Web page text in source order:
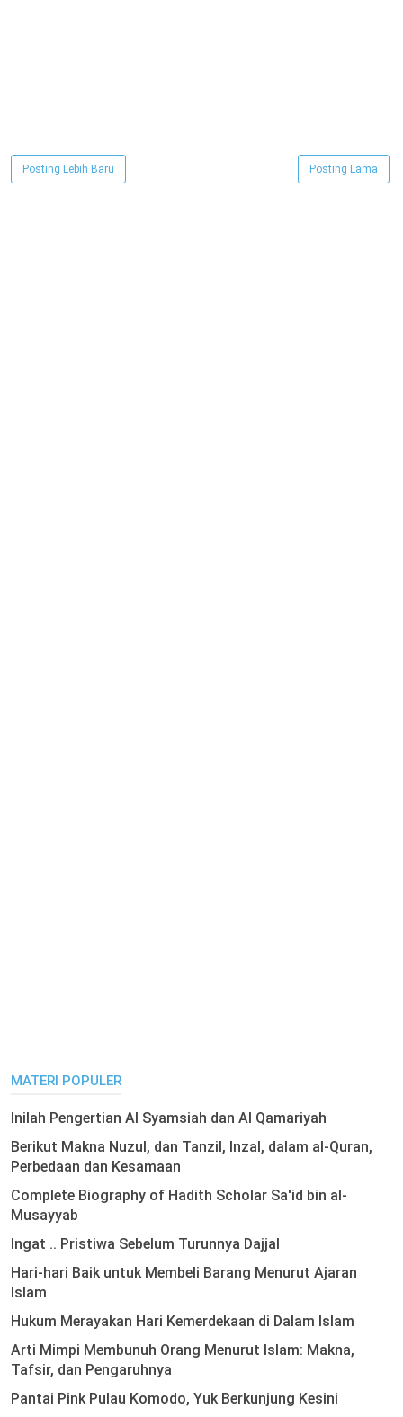
Posting Lebih Baru Posting Lama
MATERI POPULER
Inilah Pengertian Al Syamsiah dan Al Qamariyah
Berikut Makna Nuzul, dan Tanzil, Inzal, dalam al-Quran,
Perbedaan dan Kesamaan
Complete Biography of Hadith Scholar Sa'id bin al-
Musayyab
Ingat .. Pristiwa Sebelum Turunnya Dajjal
Hari-hari Baik untuk Membeli Barang Menurut Ajaran
Islam
Hukum Merayakan Hari Kemerdekaan di Dalam Islam
Arti Mimpi Membunuh Orang Menurut Islam: Makna,
Tafsir, dan Pengaruhnya
Pantai Pink Pulau Komodo, Yuk Berkunjung Kesini